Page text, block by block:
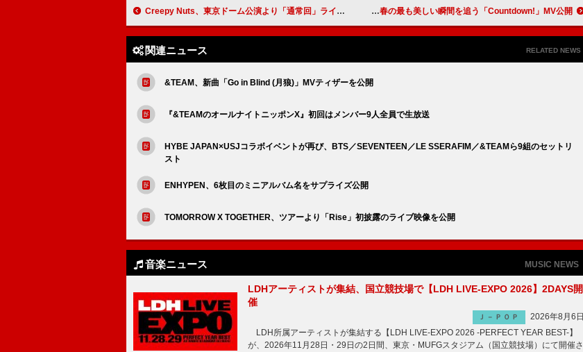
Creepy Nuts、東京ドーム公演より「通常回」ライブ映像を公開 TWS、青春の最も美しい瞬間を追う「Countdown!」MV公開
関連ニュース RELATED NEWS
&TEAM、新曲「Go in Blind (月狼)」MVティザーを公開
『&TEAMのオールナイトニッポンX』初回はメンバー9人全員で生放送
HYBE JAPAN×USJコラボイベントが再び、BTS／SEVENTEEN／LE SSERAFIM／&TEAMら9組のセットリ
スト
ENHYPEN、6枚目のミニアルバム名をサプライズ公開
TOMORROW X TOGETHER、ツアーより「Rise」初披露のライブ映像を公開
音楽ニュース MUSIC NEWS
LDHアーティストが集結、国立競技場で【LDH LIVE-EXPO 2026】2DAYS開
催
Ｊ－ＰＯＰ
2026年8月6日
LDH所属アーティストが集結する【LDH LIVE-EXPO 2026 -PERFECT YEAR BEST-】
が、2026年11月28日・29日の2日間、東京・MUFGスタジアム（国立競技場）にて開催さ